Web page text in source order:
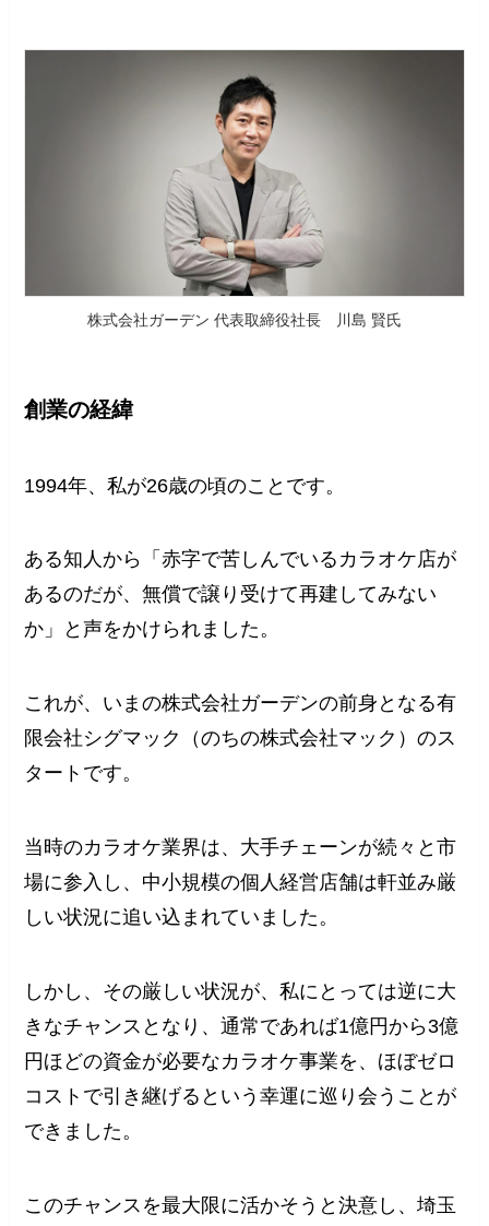
株式会社ガーデン 代表取締役社長 川島 賢氏
創業の経緯
1994年、私が26歳の頃のことです。
ある知人から「赤字で苦しんでいるカラオケ店が
あるのだが、無償で譲り受けて再建してみない
か」と声をかけられました。
これが、いまの株式会社ガーデンの前身となる有
限会社シグマック（のちの株式会社マック）のス
タートです。
当時のカラオケ業界は、大手チェーンが続々と市
場に参入し、中小規模の個人経営店舗は軒並み厳
しい状況に追い込まれていました。
しかし、その厳しい状況が、私にとっては逆に大
きなチャンスとなり、通常であれば1億円から3億
円ほどの資金が必要なカラオケ事業を、ほぼゼロ
コストで引き継げるという幸運に巡り会うことが
できました。
このチャンスを最大限に活かそうと決意し、埼玉